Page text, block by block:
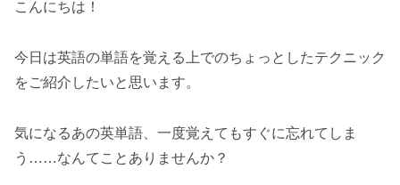
こんにちは！
今日は英語の単語を覚える上でのちょっとしたテクニック
をご紹介したいと思います。
気になるあの英単語、一度覚えてもすぐに忘れてしま
う……なんてことありませんか？